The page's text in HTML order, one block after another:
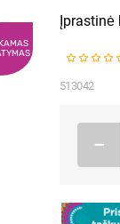
Įprastinė
513042
–